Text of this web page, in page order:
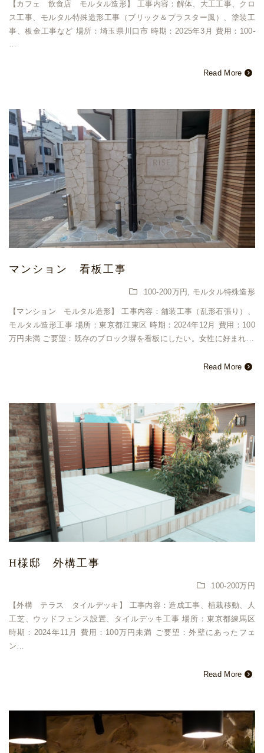
【カフェ 飲食店 モルタル造形】 工事内容：解体、大工工事、クロ
ス工事、モルタル特殊造形工事（ブリック＆プラスター風）、塗装工
事、板金工事など 場所：埼玉県川口市 時期：2025年3月 費用：100-
Read More
マンション 看板工事
100-200万円 モルタル特殊造形
【マンション モルタル造形】 工事内容：舗装工事（乱形石張り）、
モルタル造形工事 場所：東京都江東区 時期：2024年12月 費用：100
万円未満 ご要望：既存のブロック塀を看板にしたい。女性に好まれ…
Read More
H様邸 外構工事
100-200万円
【外構 テラス タイルデッキ】 工事内容：造成工事、植栽移動、人
工芝、ウッドフェンス設置、タイルデッキ工事 場所：東京都練馬区
時期：2024年11月 費用：100万円未満 ご要望：外壁にあったフェ
ン…
Read More